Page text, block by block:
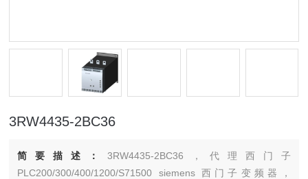
3RW4435-2BC36
简要描述： 3RW4435-2BC36，代理西门子
PLC200/300/400/1200/S71500 siemens 西门子变频器，